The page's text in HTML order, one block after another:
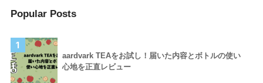
Popular Posts
1
aardvark TEAをお試し！届いた内容とボトルの使い
心地を正直レビュー